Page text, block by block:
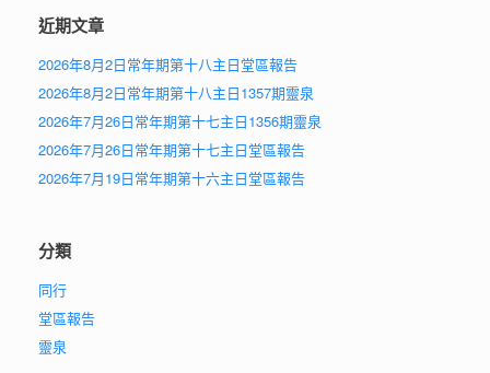
近期文章
2026年8月2日常年期第十八主日堂區報告
2026年8月2日常年期第十八主日1357期靈泉
2026年7月26日常年期第十七主日1356期靈泉
2026年7月26日常年期第十七主日堂區報告
2026年7月19日常年期第十六主日堂區報告
分類
同行
堂區報告
靈泉